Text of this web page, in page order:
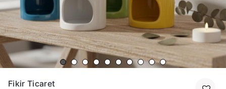
Fikir Ticaret